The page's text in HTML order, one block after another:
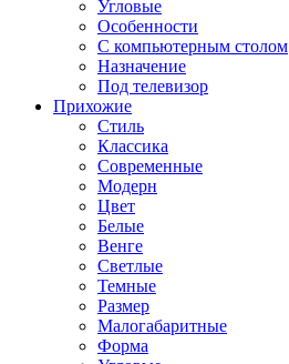
Угловые
Особенности
С компьютерным столом
Назначение
Под телевизор
Прихожие
Стиль
Классика
Современные
Модерн
Цвет
Белые
Венге
Светлые
Темные
Размер
Малогабаритные
Форма